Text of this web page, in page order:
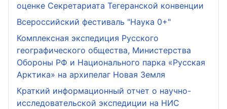
оценке Секретариата Тегеранской конвенции
Всероссийский фестиваль "Наука 0+"
Комплексная экспедиция Русского
географического общества, Министерства
Обороны РФ и Национального парка «Русская
Арктика» на архипелаг Новая Земля
Краткий информационный отчет о научно-
исследовательской экспедиции на НИС